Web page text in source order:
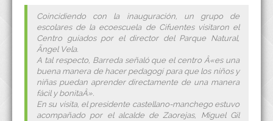
Coincidiendo con la inauguración, un grupo de
escolares de la ecoescuela de Cifuentes visitaron el
Centro guiados por el director del Parque Natural,
Ãngel Vela.
A tal respecto, Barreda señaló que el centro Â«es una
buena manera de hacer pedagogí para que los niños y
niñas puedan aprender directamente de una manera
fácil y bonitaÂ».
En su visita, el presidente castellano-manchego estuvo
acompañado por el alcalde de Zaorejas, Miguel Gil